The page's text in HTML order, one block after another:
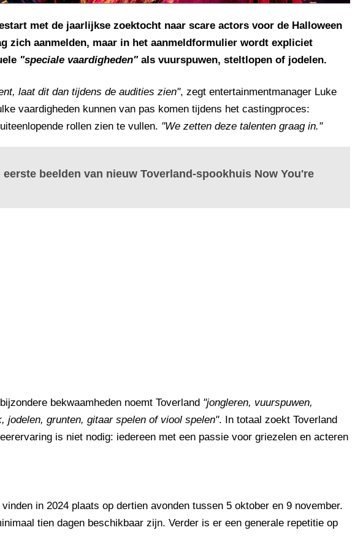
met de jaarlijkse zoektocht naar scare actors voor de Halloween
zich aanmelden, maar in het aanmeldformulier wordt expliciet
"speciale vaardigheden"als vuurspuwen, steltlopen of jodelen.
laat dit dan tijdens de audities zien", zegt entertainmentmanager Luke
vaardigheden kunnen van pas komen tijdens het castingproces:
rollen zien te vullen. "We zetten deze talenten graag in."
eerste beelden van nieuw Toverland-spookhuis Now You're
bekwaamheden noemt Toverland "jongleren, vuurspuwen,
jodelen, grunten, gitaar spelen of viool spelen". In totaal zoekt Toverland
is niet nodig: iedereen met een passie voor griezelen en acteren
in 2024 plaats op dertien avonden tussen 5 oktober en 9 november.
tien dagen beschikbaar zijn. Verder is er een generale repetitie op